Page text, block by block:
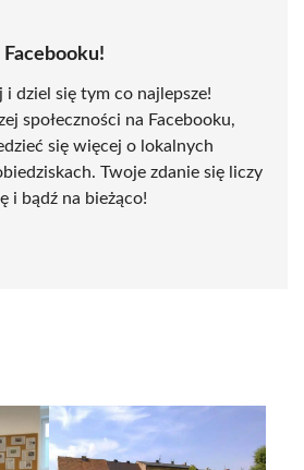
Facebooku!
dziel się tym co najlepsze!
społeczności na Facebooku,
się więcej o lokalnych
Twoje zdanie się liczy
i bądź na bieżąco!